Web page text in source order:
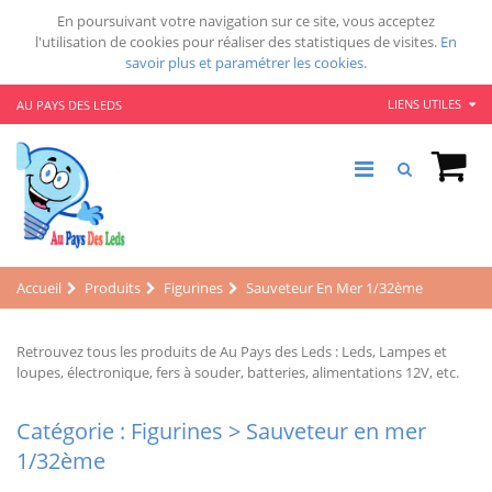
En poursuivant votre navigation sur ce site, vous acceptez
l'utilisation de cookies pour réaliser des statistiques de visites. En
savoir plus et paramétrer les cookies.
AU PAYS DES LEDS LIENS UTILES
Accueil Produits Figurines Sauveteur En Mer 1/32ème
Retrouvez tous les produits de Au Pays des Leds : Leds, Lampes et
loupes, électronique, fers à souder, batteries, alimentations 12V, etc.
Catégorie : Figurines > Sauveteur en mer
1/32ème